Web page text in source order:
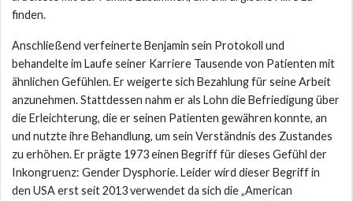
finden.
Anschließend verfeinerte Benjamin sein Protokoll und
behandelte im Laufe seiner Karriere Tausende von Patienten mit
ähnlichen Gefühlen. Er weigerte sich Bezahlung für seine Arbeit
anzunehmen. Stattdessen nahm er als Lohn die Befriedigung über
die Erleichterung, die er seinen Patienten gewähren konnte, an
und nutzte ihre Behandlung, um sein Verständnis des Zustandes
zu erhöhen. Er prägte 1973 einen Begriff für dieses Gefühl der
Inkongruenz: Gender Dysphorie. Leider wird dieser Begriff in
den USA erst seit 2013 verwendet da sich die „American